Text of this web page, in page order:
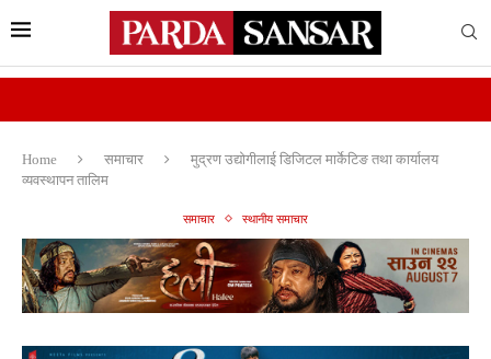
Home समाचार
मुद्रण उद्योगीलाई डिजिटल मार्केटिङ तथा कार्यालय
व्यवस्थापन तालिम
समाचार स्थानीय समाचार